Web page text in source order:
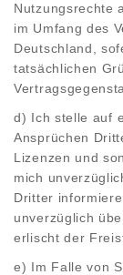
Nutzungsrechte
im Umfang des
Deutschland,
tatsächlichen
d) Ich stelle auf
Ansprüchen
Lizenzen und
mich
Dritter
unverzüglich
erlischt der
e) Im Falle von